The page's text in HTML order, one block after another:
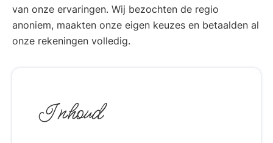
van onze ervaringen. Wij bezochten de regio
anoniem, maakten onze eigen keuzes en betaalden al
onze rekeningen volledig.
Inhoud